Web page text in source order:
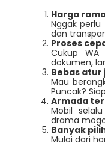
Harga
Nggak
dan
Proses
Cukup
dokumen,
Bebas atur
Mau
Puncak?
Armada
Mobil
drama
Banyak
Mulai dari